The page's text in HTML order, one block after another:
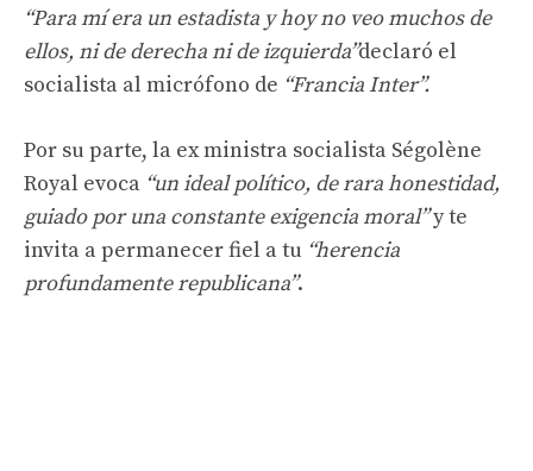
“Para mí era un estadista y hoy no veo muchos de
ellos, ni de derecha ni de izquierda”declaró el
socialista al micrófono de “Francia Inter”.
Por su parte, la ex ministra socialista Ségolène
Royal evoca “un ideal político, de rara honestidad,
guiado por una constante exigencia moral”y te
invita a permanecer fiel a tu “herencia
profundamente republicana”.